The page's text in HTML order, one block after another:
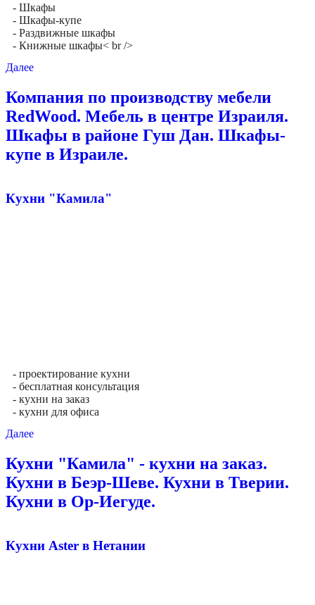
- Шкафы
- Шкафы-купе
- Раздвижные шкафы
- Книжные шкафы< br />
Далее
Компания по производству мебели
RedWood. Мебель в центре Израиля.
Шкафы в районе Гуш Дан. Шкафы-
купе в Израиле.
Кухни "Камила"
- проектирование кухни
- бесплатная консультация
- кухни на заказ
- кухни для офиса
Далее
Кухни "Камила" - кухни на заказ.
Кухни в Беэр-Шеве. Кухни в Тверии.
Кухни в Ор-Иегуде.
Кухни Aster в Нетании